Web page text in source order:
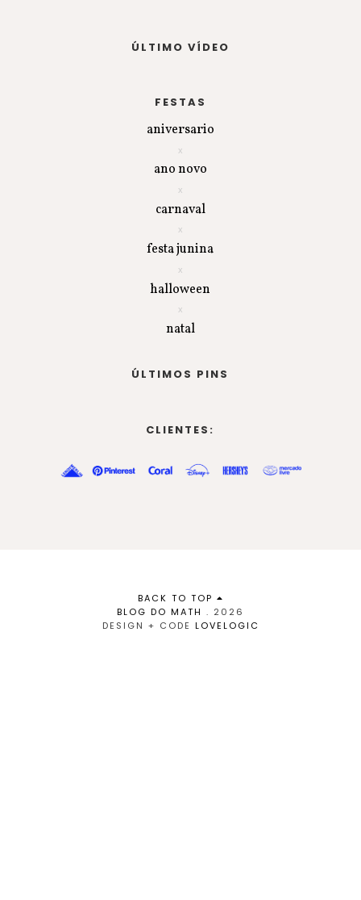
ÚLTIMO VÍDEO
FESTAS
aniversario
ano novo
carnaval
festa junina
halloween
natal
ÚLTIMOS PINS
CLIENTES:
BACK TO TOP
BLOG DO MATH . 2026
DESIGN + CODE LOVELOGIC